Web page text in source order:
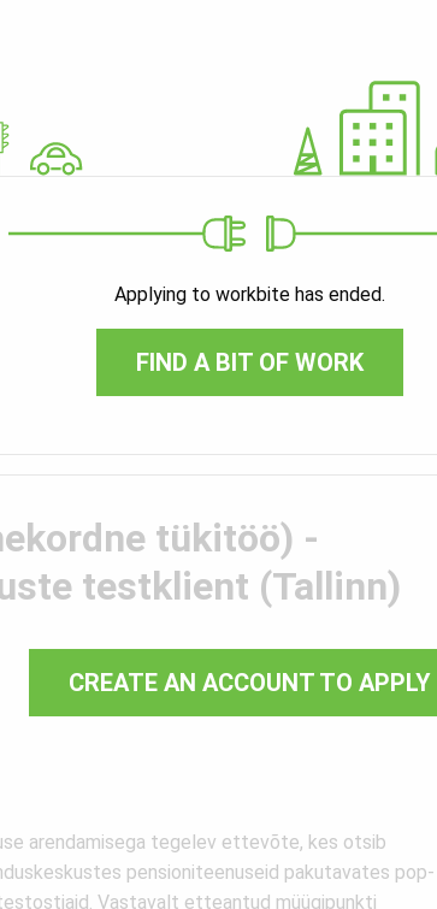
Applying to workbite has ended.
FIND A BIT OF WORK
tükitöö) -
testklient (Tallinn)
CREATE AN ACCOUNT TO APPLY
arendamisega tegelev ettevõte, kes otsib
pensioniteenuseid pakutavates pop-
Vastavalt etteantud müügipunkti